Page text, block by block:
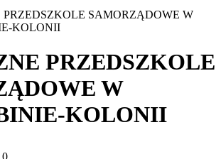
SAMORZĄDOWE W
KOLONII
PRZEDSZKOLE
W
KOLONII